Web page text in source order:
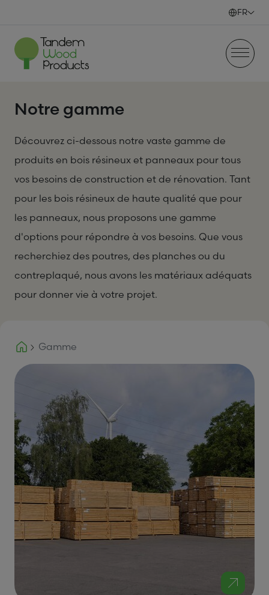
FR
Notre gamme
Découvrez ci-dessous notre vaste gamme de
produits en bois résineux et panneaux pour tous
vos besoins de construction et de rénovation. Tant
pour les bois résineux de haute qualité que pour
les panneaux, nous proposons une gamme
d'options pour répondre à vos besoins. Que vous
recherchiez des poutres, des planches ou du
contreplaqué, nous avons les matériaux adéquats
pour donner vie à votre projet.
Gamme